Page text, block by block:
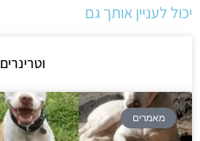
יכול לעניין אותך גם
וטרינרים
מאמרים